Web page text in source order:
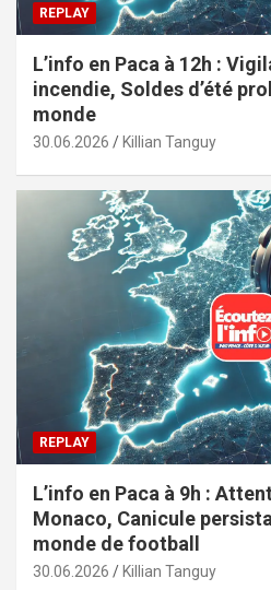
REPLAY
L’info en Paca à 12h :
incendie, Soldes d’été
monde
30.06.2026 Killian Tanguy
REPLAY
L’info en Paca à 9h :
Monaco, Canicule
monde de football
30.06.2026 Killian Tanguy